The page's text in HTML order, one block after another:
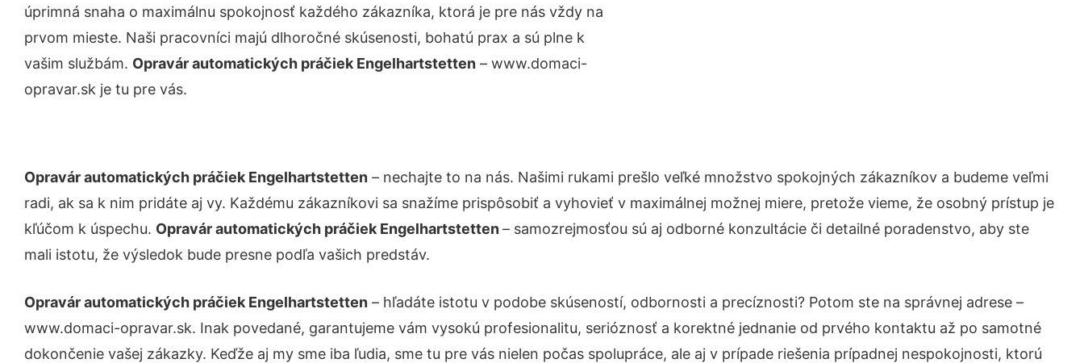
úprimná snaha o maximálnu spokojnosť každého zákazníka, ktorá je pre nás vždy na
prvom mieste. Naši pracovníci majú dlhoročné skúsenosti, bohatú prax a sú plne k
vašim službám. Opravár automatických práčiek Engelhartstetten – www.domaci-
opravar.sk je tu pre vás.
Opravár automatických práčiek Engelhartstetten – nechajte to na nás. Našimi rukami prešlo veľké množstvo spokojných zákazníkov a budeme veľmi
radi, ak sa k nim pridáte aj vy. Každému zákazníkovi sa snažíme prispôsobiť a vyhovieť v maximálnej možnej miere, pretože vieme, že osobný prístup je
kľúčom k úspechu. Opravár automatických práčiek Engelhartstetten– samozrejmosťou sú aj odborné konzultácie či detailné poradenstvo, aby ste
mali istotu, že výsledok bude presne podľa vašich predstáv.
Opravár automatických práčiek Engelhartstetten – hľadáte istotu v podobe skúseností, odbornosti a precíznosti? Potom ste na správnej adrese –
www.domaci-opravar.sk. Inak povedané, garantujeme vám vysokú profesionalitu, serióznosť a korektné jednanie od prvého kontaktu až po samotné
dokončenie vašej zákazky. Keďže aj my sme iba ľudia, sme tu pre vás nielen počas spolupráce, ale aj v prípade riešenia prípadnej nespokojnosti, ktorú